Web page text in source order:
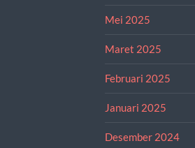
Mei 2025
Maret 2025
Februari 2025
Januari 2025
Desember 2024